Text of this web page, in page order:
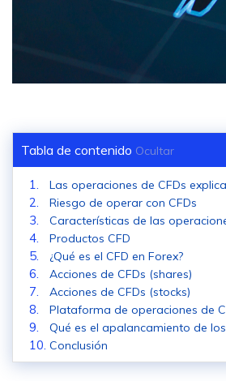
Tabla de contenido Ocultar
Las operaciones de CFDs
Riesgo de operar con CFDs
Características de las
Productos CFD
¿Qué es el CFD en Forex?
Acciones de CFDs (shares)
Acciones de CFDs (stocks)
Plataforma de operaciones de
Qué es el apalancamiento de los
Conclusión